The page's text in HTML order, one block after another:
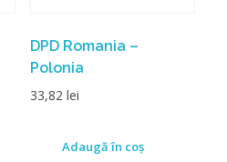
DPD Romania –
Polonia
33,82 lei
Adaugă în coș